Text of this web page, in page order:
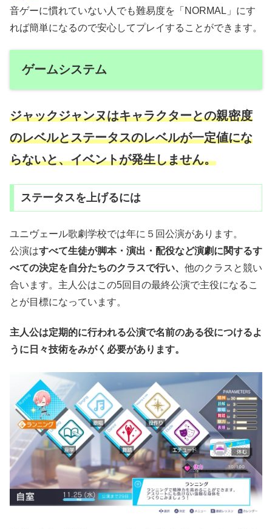
音ゲーに慣れていない人でも難易度を「NORMAL」にす
れば簡単になるので安心してプレイすることができます。
ゲームシステム
ジャックジャンヌはキャラクターとの親密度
のレベルとステータスのレベルが一定値にな
らないと、イベントが発生しません。
ステータスを上げるには
ユニヴェール歌劇学校では年に５回公演があります。
公演はすべて生徒が脚本・演出・配役など演劇に関するす
べての決定を自分たちのクラスで行い、 他のクラスと競い
合います。主人公はこの5回目の最終公演で主役になるこ
とが目標になっています。
主人公は定期的に行われる公演で名前のある役につけるよ
うに日々技術をみがく必要があります。